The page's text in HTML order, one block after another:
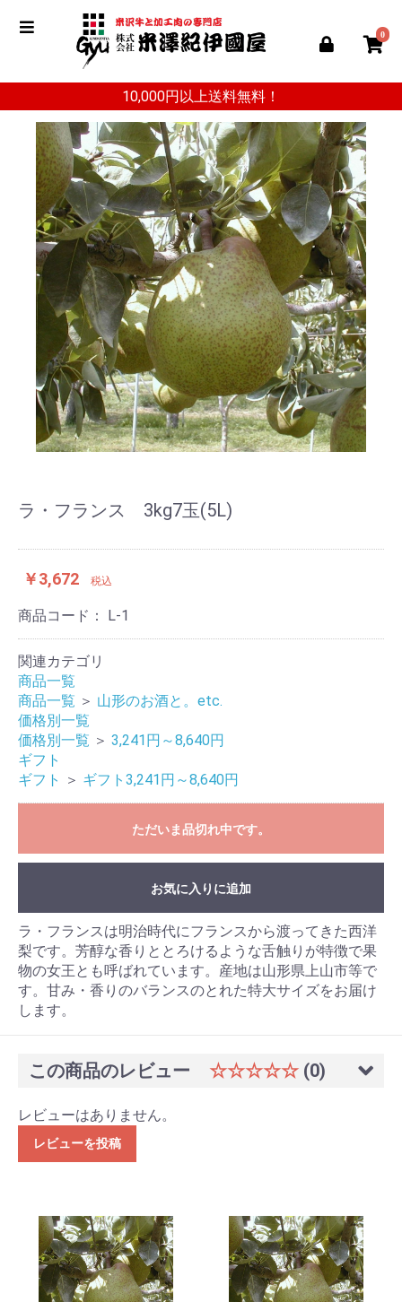
0
10,000円以上送料無料！
ラ・フランス 3kg7玉(5L)
￥3,672 税込
商品コード： L-1
関連カテゴリ
商品一覧
商品一覧 ＞ 山形のお酒と。etc.
価格別一覧
価格別一覧 ＞ 3,241円～8,640円
ギフト
ギフト
＞ ギフト3,241円～8,640円
ただいま品切れ中です。
お気に入りに追加
ラ・フランスは明治時代にフランスから渡ってきた西洋
梨です。芳醇な香りととろけるような舌触りが特徴で果
物の女王とも呼ばれています。産地は山形県上山市等で
す。甘み・香りのバランスのとれた特大サイズをお届け
します。
この商品のレビュー ☆☆☆☆☆ (0)
レビューはありません。
レビューを投稿